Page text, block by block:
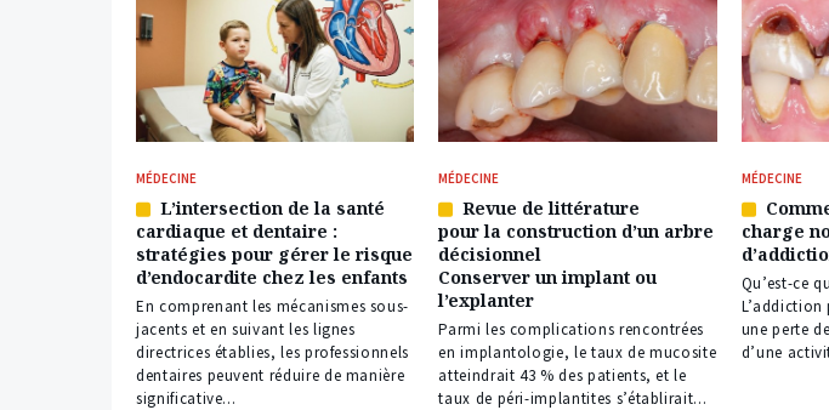
MÉDECINE
Article
réservé
à
nos
abonnés
L’intersection de la santé
cardiaque et dentaire :
stratégies pour gérer le risque
d’endocardite chez les enfants
En comprenant les mécanismes sous-
jacents et en suivant les lignes
directrices établies, les professionnels
dentaires peuvent réduire de manière
significative...
MÉDECINE
Article
réservé
à
nos
abonnés
Revue de littérature
pour la construction d’un arbre
décisionnel
Conserver un implant ou
l’explanter
Parmi les complications rencontrées
en implantologie, le taux de mucosite
atteindrait 43 % des patients, et le
taux de péri-implantites s’établirait...
MÉDECINE
Article
réservé
à
nos
abonnés
charge
Qu’est-ce
une perte
d’une